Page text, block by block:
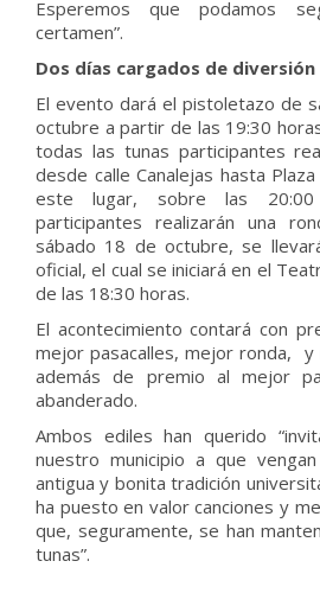
Esperemos que podamos
certamen”.
Dos días cargados de diversión
El evento dará el pistoletazo de
octubre a partir de las 19:30
todas las tunas participantes
desde calle Canalejas hasta
este lugar, sobre las
participantes realizarán una
sábado 18 de octubre, se
oficial, el cual se iniciará en el
de las 18:30 horas.
El acontecimiento contará con
mejor pasacalles, mejor ronda, y
además de premio al mejor
abanderado.
Ambos ediles han querido
nuestro municipio a que
antigua y bonita tradición
ha puesto en valor canciones y
que, seguramente, se han
tunas”.